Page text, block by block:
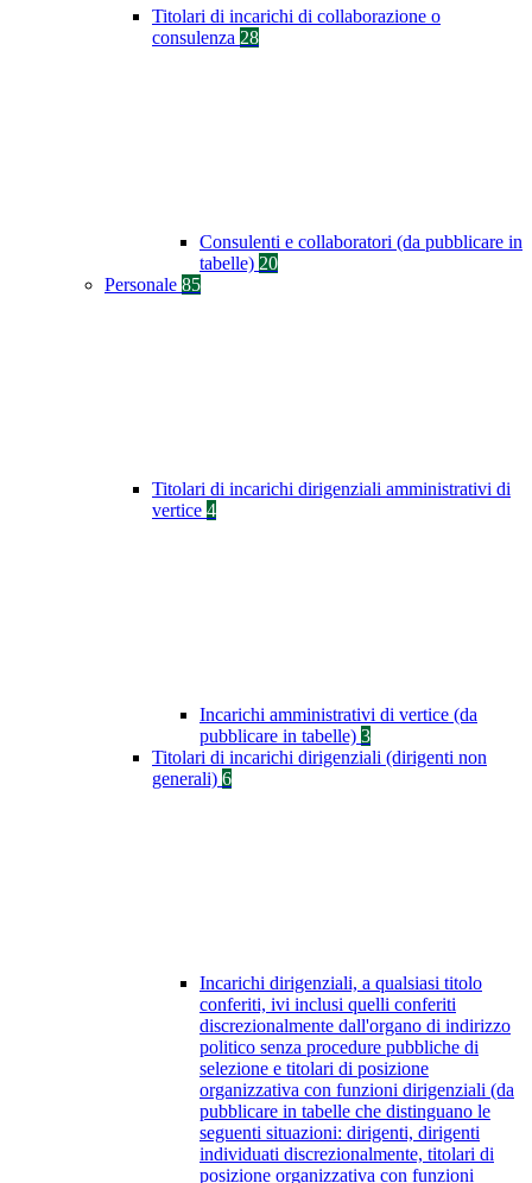
Titolari di incarichi di collaborazione o
consulenza 28
Consulenti e collaboratori (da pubblicare in
tabelle) 20
Personale 85
Titolari di incarichi dirigenziali amministrativi di
vertice 4
Incarichi amministrativi di vertice (da
pubblicare in tabelle) 3
Titolari di incarichi dirigenziali (dirigenti non
generali) 6
Incarichi dirigenziali, a qualsiasi titolo
conferiti, ivi inclusi quelli conferiti
discrezionalmente dall'organo di indirizzo
politico senza procedure pubbliche di
selezione e titolari di posizione
organizzativa con funzioni dirigenziali (da
pubblicare in tabelle che distinguano le
seguenti situazioni: dirigenti, dirigenti
individuati discrezionalmente, titolari di
posizione organizzativa con funzioni